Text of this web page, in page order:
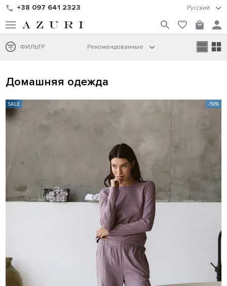
+38 097 641 2323 Русский
ФИЛЬТР Рекомендованные
Домашняя одежда